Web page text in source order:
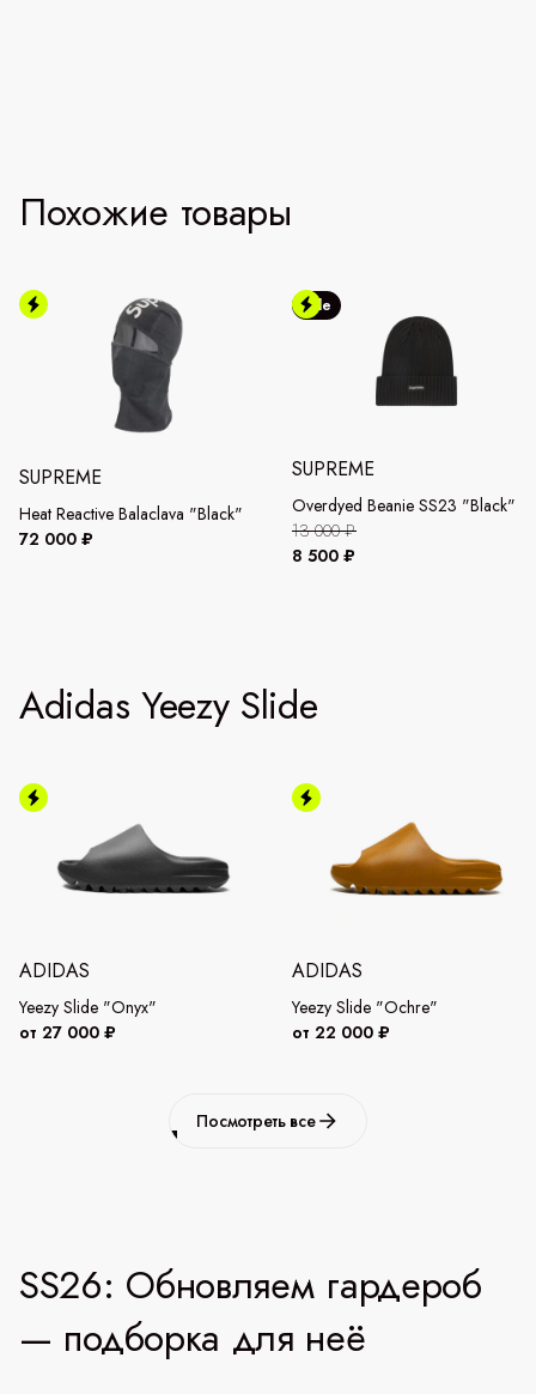
Похожие товары
SUPREME
Heat Reactive Balaclava "Black"
72 000 ₽
Sale
SUPREME
Overdyed Beanie SS23 "Black"
13 000 ₽
8 500 ₽
Adidas Yeezy Slide
ADIDAS
Yeezy Slide "Onyx"
от 27 000 ₽
ADIDAS
Yeezy Slide "Ochre"
от 22 000 ₽
Посмотреть все
SS26: Обновляем гардероб
— подборка для неё